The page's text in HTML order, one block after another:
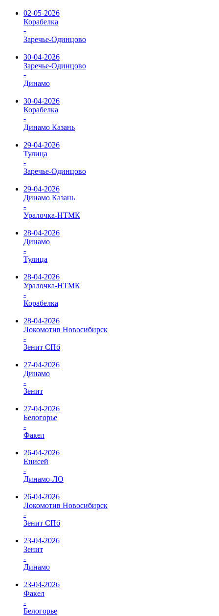
02-05-2026
Корабелка
-
Заречье-Одинцово
30-04-2026
Заречье-Одинцово
-
Динамо
30-04-2026
Корабелка
-
Динамо Казань
29-04-2026
Тулица
-
Заречье-Одинцово
29-04-2026
Динамо Казань
-
Уралочка-НТМК
28-04-2026
Динамо
-
Тулица
28-04-2026
Уралочка-НТМК
-
Корабелка
28-04-2026
Локомотив Новосибирск
-
Зенит СПб
27-04-2026
Динамо
-
Зенит
27-04-2026
Белогорье
-
Факел
26-04-2026
Енисей
-
Динамо-ЛО
26-04-2026
Локомотив Новосибирск
-
Зенит СПб
23-04-2026
Зенит
-
Динамо
23-04-2026
Факел
-
Белогорье